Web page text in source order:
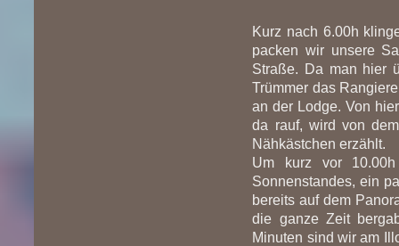
Kurz nach 6.00h
packen wir unsere
Straße. Da man hier
Trümmer das
an der Lodge. Von
da rauf, wird von
Nähkästchen erzählt.
Um kurz vor
Sonnenstandes, ein
bereits auf dem
die ganze Zeit
Minuten sind wir am